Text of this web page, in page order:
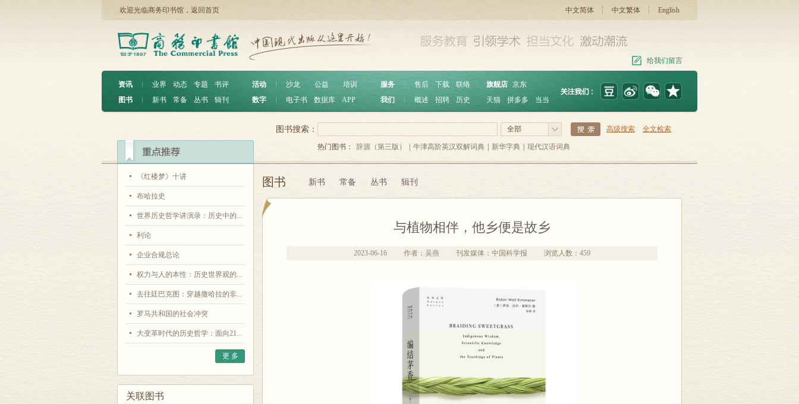
欢迎光临商务印书馆， 返回首页 中文简体 中文繁体 English
给我们留言
资讯 ︱ 业界 动态 专题
书评
图书
︱ 新书 常备 丛书 辑刊
活动 沙龙 公益
培训
数字
电子书 数据库 APP
服务 ︱ 售后 下载
联络
我们
概述 招聘 历史
旗舰店 京东
天猫
拼多多 当当
《红楼梦》十讲
布哈拉史
世界历史哲学讲演录：历史中的...
利论
企业合规总论
权力与人的本性：历史世界观的...
去往廷巴克图：穿越撒哈拉的非...
罗马共和国的社会冲突
大变革时代的历史哲学：面向21...
更 多
关联图书
全部 高级搜索 全文检索
图书搜索：
热门图书： 辞源（第三版） 牛津高阶英汉双解词典 新华字典 现代汉语词典
图书 新书 常备 丛书 辑刊
与植物相伴，他乡便是故乡
2023-06-16 作者：吴燕 刊发媒体：中国科学报 浏览人数： 459